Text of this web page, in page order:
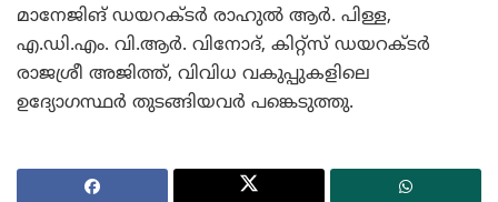
മാനേജിങ് ഡയറക്ടര്‍ രാഹുല്‍ ആര്‍. പിള്ള,
എ.ഡി.എം. വി.ആര്‍. വിനോദ്, കിറ്റ്സ് ഡയറക്ടര്‍
രാജശ്രീ അജിത്ത്, വിവിധ വകുപ്പുകളിലെ
ഉദ്യോഗസ്ഥര്‍ തുടങ്ങിയവര്‍ പങ്കെടുത്തു.